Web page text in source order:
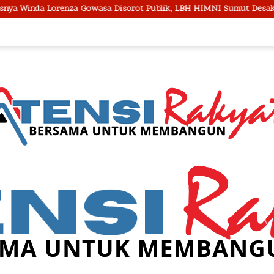
Disorot Publik, LBH HIMNI Sumut Desak Polisi Buka Seluruh Fakta